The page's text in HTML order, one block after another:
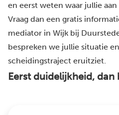
en eerst weten waar jullie
Vraag dan een gratis
mediator in Wijk bij
bespreken we jullie situatie
scheidingstraject eruitziet.
Eerst duidelijkheid, dan